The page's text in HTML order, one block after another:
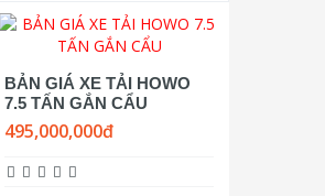
BẢN GIÁ XE TẢI HOWO
7.5 TẤN GẮN CẨU
495,000,000đ